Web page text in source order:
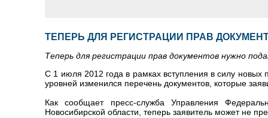
ТЕПЕРЬ ДЛЯ РЕГИСТРАЦИИ ПРАВ
Теперь для регистрации прав документов нужно
С 1 июля 2012 года в рамках вступления в силу
уровней изменился перечень документов, которые
Как сообщает пресс-служба Управления
Новосибирской области, теперь заявитель может не